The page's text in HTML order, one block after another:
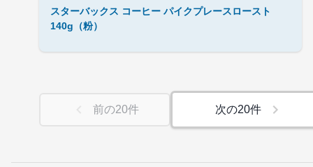
スターバックス コーヒー パイクプレースロースト
140g（粉）
前の20件 次の20件